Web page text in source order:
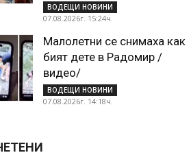
ВОДЕЩИ НОВИНИ
07.08.2026г. 15:24ч.
Малолетни се снимаха как
бият дете в Радомир /
видео/
ВОДЕЩИ НОВИНИ
07.08.2026г. 14:18ч.